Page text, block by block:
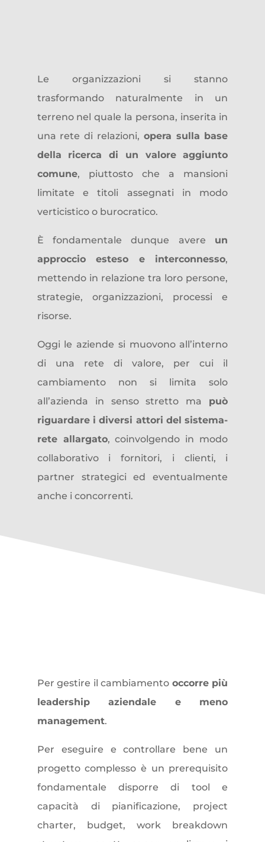
Le organizzazioni si stanno
trasformando naturalmente in un
terreno nel quale la persona, inserita in
una rete di relazioni, opera sulla base
della ricerca di un valore aggiunto
comune, piuttosto che a mansioni
limitate e titoli assegnati in modo
verticistico o burocratico.
È fondamentale dunque avere un
approccio esteso e interconnesso,
mettendo in relazione tra loro persone,
strategie, organizzazioni, processi e
risorse.
Oggi le aziende si muovono all’interno
di una rete di valore, per cui il
cambiamento non si limita solo
all’azienda in senso stretto ma può
riguardare i diversi attori del sistema-
rete allargato, coinvolgendo in modo
collaborativo i fornitori, i clienti, i
partner strategici ed eventualmente
anche i concorrenti.
Per gestire il cambiamento occorre più
leadership aziendale e meno
management.
Per eseguire e controllare bene un
progetto complesso è un prerequisito
fondamentale disporre di tool e
capacità di pianificazione, project
charter, budget, work breakdown